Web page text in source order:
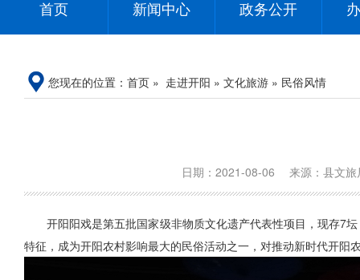
首页 新闻中心 政务公开
您现在的位置： 首页 » 走进开阳 » 文化旅游 » 民俗风情
日期：2021-08-06 来源：县文
开阳阳戏是第五批国家级非物质文化遗产代表性项目，现存7
特征，成为开阳农村影响最大的民俗活动之一，对推动新时代开阳